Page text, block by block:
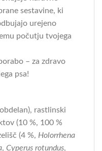
sestavine, ki
urejeno
počutju tvojega
– za zdravo
psa!
rastlinski
(10 %, 100 %
(4 %, Holorrhena
, Cyperus rotundus,